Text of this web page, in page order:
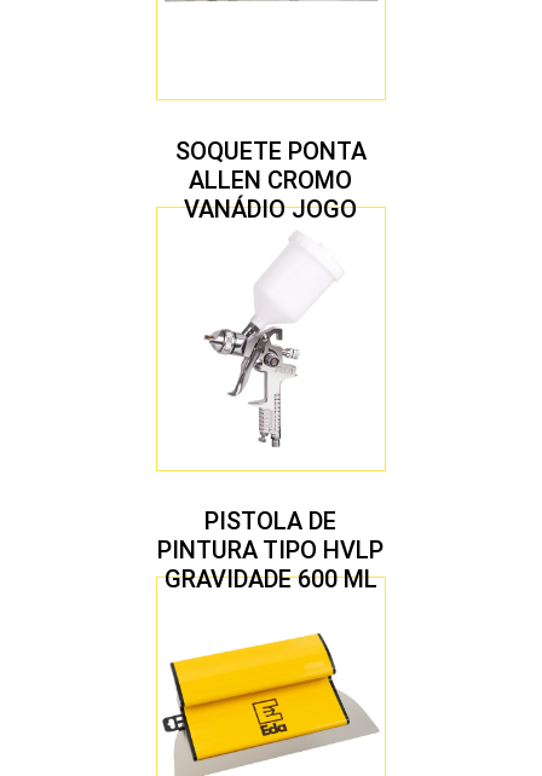
SOQUETE PONTA
ALLEN CROMO
VANÁDIO JOGO
COM 10 PEÇAS
PISTOLA DE
PINTURA TIPO HVLP
GRAVIDADE 600 ML
1,7 MM